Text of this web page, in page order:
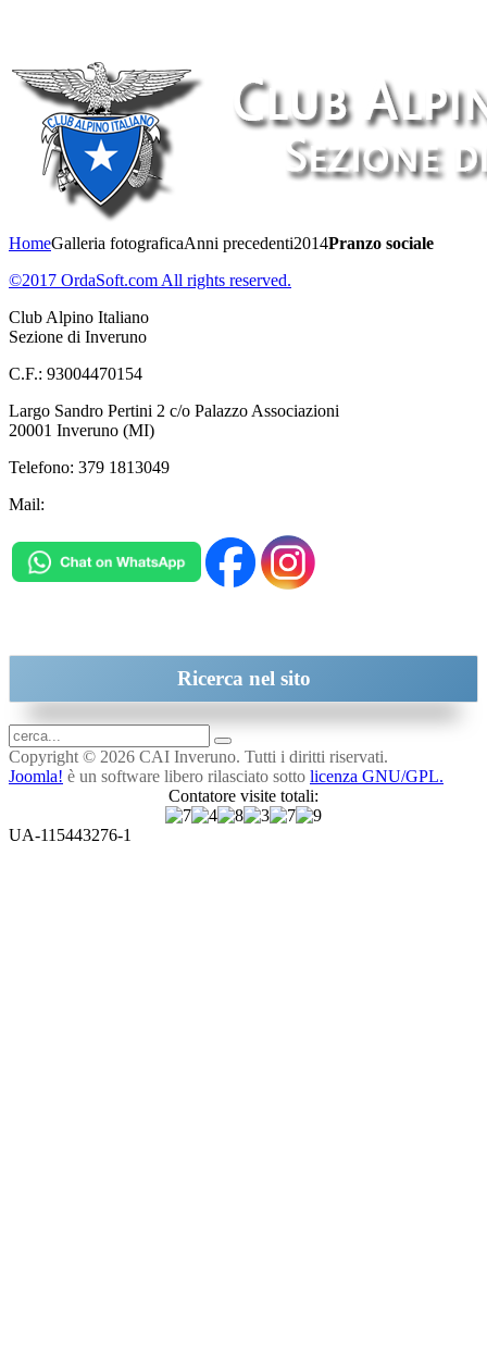
HomeGalleria fotograficaAnni precedenti2014Pranzo sociale
©2017 OrdaSoft.com All rights reserved.
Club Alpino Italiano
Sezione di Inveruno
C.F.: 93004470154
Largo Sandro Pertini 2 c/o Palazzo Associazioni
20001 Inveruno (MI)
Telefono: 379 1813049
Mail:
Ricerca nel sito
Copyright © 2026 CAI Inveruno. Tutti i diritti riservati.
Joomla! è un software libero rilasciato sotto licenza GNU/GPL.
Contatore visite totali:
UA-115443276-1